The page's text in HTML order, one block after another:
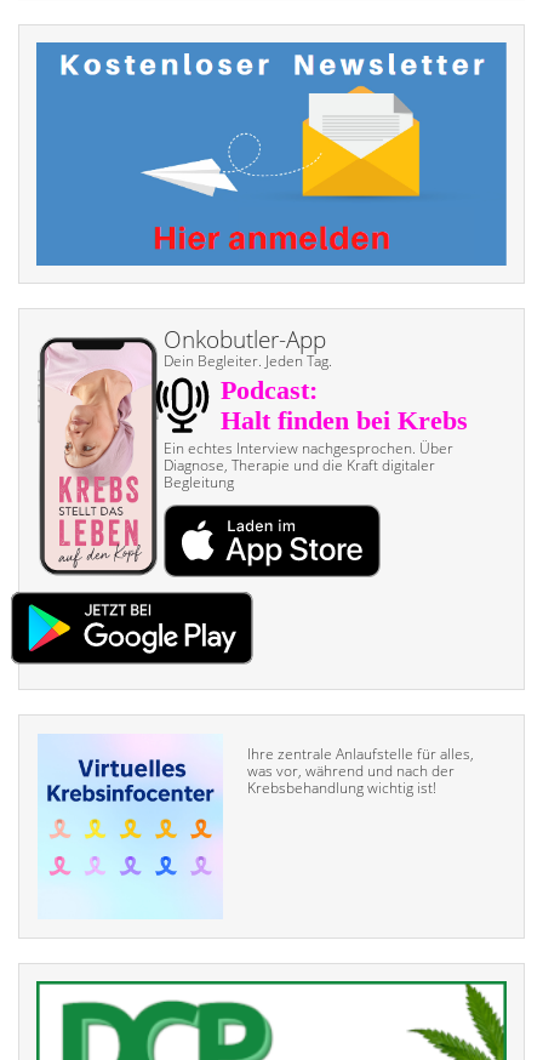
Onkobutler-App
Dein Begleiter. Jeden Tag.
Ein echtes Interview nach­gesprochen. Über
Diagnose, Therapie und die Kraft digitaler
Begleitung
Ihre zentrale Anlaufstelle für alles,
was vor, während und nach der
Krebsbehandlung wichtig ist!